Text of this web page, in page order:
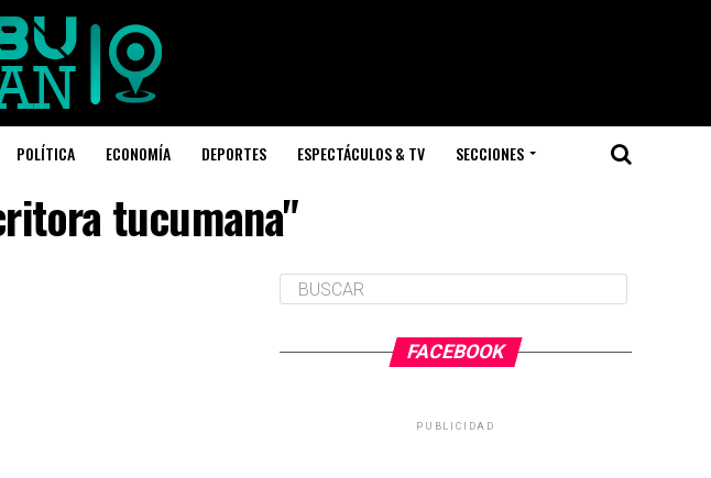
POLÍTICA ECONOMÍA DEPORTES ESPECTÁCULOS & TV SECCIONES
tucumana"
FACEBOOK
PUBLICIDAD